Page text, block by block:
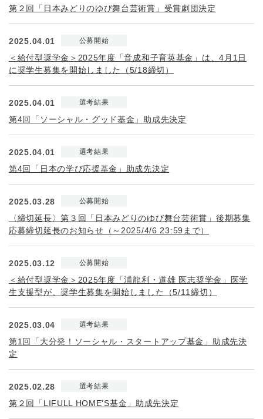
第２回「日本みどりのゆび舞台芸術賞」受賞劇団決定
2025.04.01 公募開始
＜給付型奨学金＞2025年度「音成和子育英基金」は、4月1日
に奨学生募集を開始しました（5/18締切）
2025.04.01 選考結果
第4回「ソーシャル・グッド基金」助成先決定
2025.04.01 選考結果
第4回「日本の学び応援基金」助成先決定
2025.03.28 公募開始
〈締切延長〉第３回「日本みどりのゆび舞台芸術賞」後期募集
応募締切延長のお知らせ（～2025/4/6 23:59まで）
2025.03.12 公募開始
＜給付型奨学金＞2025年度「浦龍利・道雄 医志奨学金」医学
生支援型が、奨学生募集を開始しました（5/11締切）
2025.03.04 選考結果
第1回「大分発！ソーシャル・スタートアップ基金」助成先決
定
2025.02.28 選考結果
第２回「LIFULL HOME'S基金」助成先決定